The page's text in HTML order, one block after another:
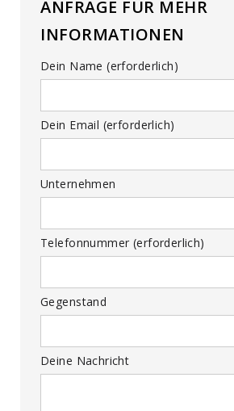
ANFRAGE FÜR MEHR
INFORMATIONEN
Dein Name (erforderlich)
Dein Email (erforderlich)
Unternehmen
Telefonnummer (erforderlich)
Gegenstand
Deine Nachricht